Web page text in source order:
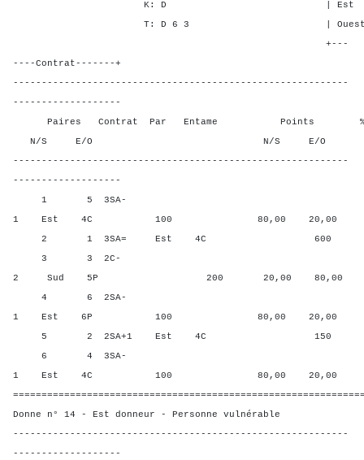
K: D | Est - 2 2
T: D 6 3 | Ouest - 2
+---
----Contrat-------+
-----------------------------------------------------------
-------------------
Paires Contrat Par Entame Points %
N/S E/O N/S E/O N/
-----------------------------------------------------------
-------------------
1 5 3SA-
1 Est 4C 100 80,00 20,00
2 1 3SA= Est 4C 600 0,00
3 3 2C-
2 Sud 5P 200 20,00 80,00
4 6 2SA-
1 Est 6P 100 80,00 20,00
5 2 2SA+1 Est 4C 150
6 4 3SA-
1 Est 4C 100 80,00 20,00
Donne n° 14 - Est donneur - Personne vulnérable
-----------------------------------------------------------
-------------------